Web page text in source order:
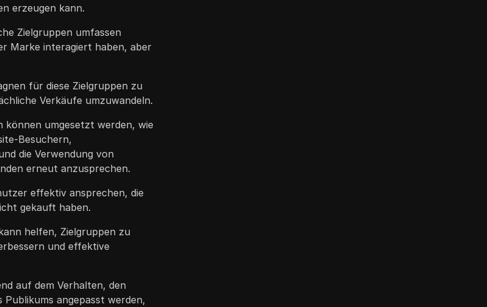
erzeugen kann.
Zielgruppen umfassen
Marke interagiert haben, aber
für diese Zielgruppen zu
Verkäufe umzuwandeln.
können umgesetzt werden, wie
Besuchern,
die Verwendung von
erneut anzusprechen.
effektiv ansprechen, die
gekauft haben.
helfen, Zielgruppen zu
und effektive
auf dem Verhalten, den
Publikums angepasst werden,